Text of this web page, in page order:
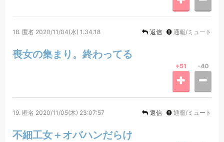
18. 匿名 2020/11/04(水) 1:34:18 返信 通報/ミュート
喪女の集まり。終わってる
+51 -40
19. 匿名 2020/11/05(木) 23:07:57 返信 通報/ミュート
不細工女＋オバハンだらけ